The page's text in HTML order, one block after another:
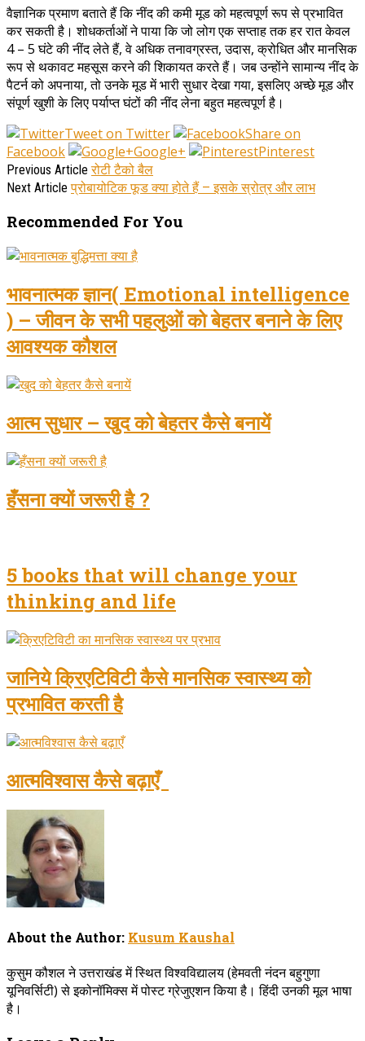
वैज्ञानिक प्रमाण बताते हैं कि नींद की कमी मूड को महत्वपूर्ण रूप से प्रभावित
कर सकती है। शोधकर्ताओं ने पाया कि जो लोग एक सप्ताह तक हर रात केवल
4 – 5 घंटे की नींद लेते हैं, वे अधिक तनावग्रस्त, उदास, क्रोधित और मानसिक
रूप से थकावट महसूस करने की शिकायत करते हैं। जब उन्होंने सामान्य नींद के
पैटर्न को अपनाया, तो उनके मूड में भारी सुधार देखा गया, इसलिए अच्छे मूड और
संपूर्ण खुशी के लिए पर्याप्त घंटों की नींद लेना बहुत महत्वपूर्ण है।
Tweet on Twitter
Share on
Facebook
Google+ Pinterest
Previous Article रोटी टैको बैल
Next Article प्रोबायोटिक फूड क्या होते हैं – इसके स्रोत्र और लाभ
Recommended For You
भावनात्मक ज्ञान( Emotional intelligence
) – जीवन के सभी पहलुओं को बेहतर बनाने के लिए
आवश्यक कौशल
आत्म सुधार – खुद को बेहतर कैसे बनायें
हँसना क्यों जरूरी है ?
5 books that will change your
thinking and life
जानिये क्रिएटिविटी कैसे मानसिक स्वास्थ्य को
प्रभावित करती है
आत्मविश्वास कैसे बढ़ाएँ
About the Author: Kusum Kaushal
कुसुम कौशल ने उत्तराखंड में स्थित विश्वविद्यालय (हेमवती नंदन बहुगुणा
यूनिवर्सिटी) से इकोनॉमिक्स में पोस्ट ग्रेजुएशन किया है। हिंदी उनकी मूल भाषा
है।